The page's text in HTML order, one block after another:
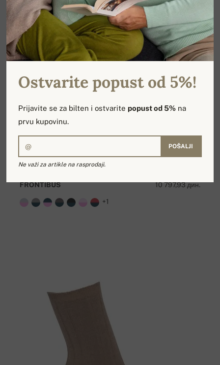
10 797,93 дин.
FRONTIBUS
+1
Ostvarite popust od 5%!
Prijavite se za bilten i ostvarite popust od 5% na
prvu kupovinu.
POŠALJI
Ne važi za artikle na rasprodaji.